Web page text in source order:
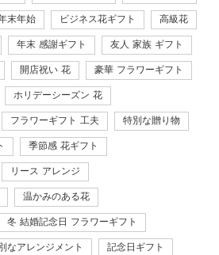
末年始 ビジネス花ギフト 高級花
年末 感謝ギフト 友人 家族 ギフト
開店祝い 花 豪華 フラワーギフト
ホリデーシーズン 花
フラワーギフト 工夫 特別な贈り物
季節感 花ギフト
リース アレンジ
温かみのある花
冬 結婚記念日 フラワーギフト
なアレンジメント 記念日ギフト